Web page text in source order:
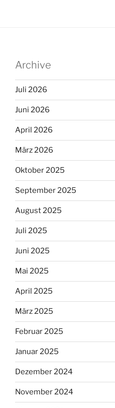
Archive
Juli 2026
Juni 2026
April 2026
März 2026
Oktober 2025
September 2025
August 2025
Juli 2025
Juni 2025
Mai 2025
April 2025
März 2025
Februar 2025
Januar 2025
Dezember 2024
November 2024